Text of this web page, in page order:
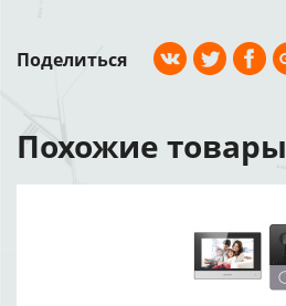
Поделиться
Похожие товары